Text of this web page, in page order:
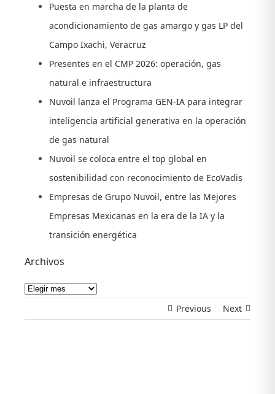
Previous Next
Puesta en marcha de la planta de
acondicionamiento de gas amargo y gas LP del
Campo Ixachi, Veracruz
Presentes en el CMP 2026: operación, gas
natural e infraestructura
Nuvoil lanza el Programa GEN-IA para integrar
inteligencia artificial generativa en la operación
de gas natural
Nuvoil se coloca entre el top global en
sostenibilidad con reconocimiento de EcoVadis
Empresas de Grupo Nuvoil, entre las Mejores
Empresas Mexicanas en la era de la IA y la
transición energética
Archivos
Archivos